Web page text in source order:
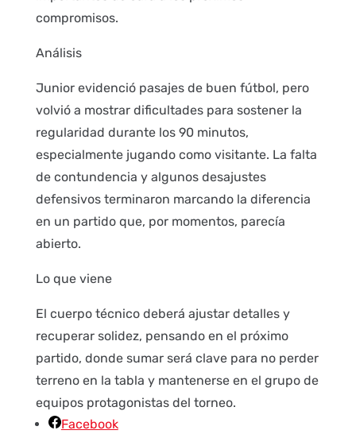
compromisos.
Análisis
Junior evidenció pasajes de buen fútbol, pero
volvió a mostrar dificultades para sostener la
regularidad durante los 90 minutos,
especialmente jugando como visitante. La falta
de contundencia y algunos desajustes
defensivos terminaron marcando la diferencia
en un partido que, por momentos, parecía
abierto.
Lo que viene
El cuerpo técnico deberá ajustar detalles y
recuperar solidez, pensando en el próximo
partido, donde sumar será clave para no perder
terreno en la tabla y mantenerse en el grupo de
equipos protagonistas del torneo.
Facebook